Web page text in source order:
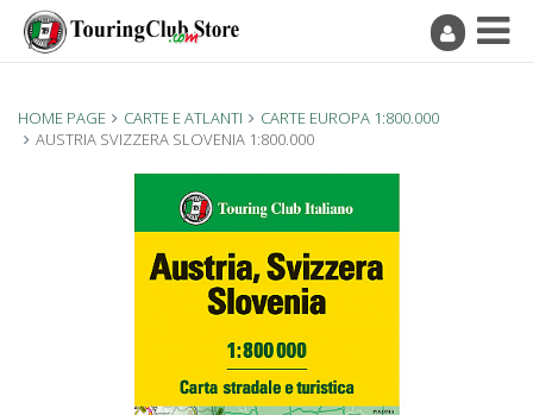
HOME PAGE CARTE E ATLANTI
CARTE EUROPA 1:800.000
AUSTRIA SVIZZERA SLOVENIA 1:800.000